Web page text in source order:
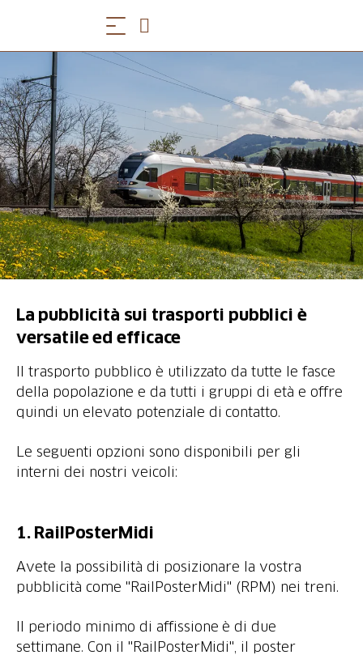
La pubblicità sui trasporti pubblici è
versatile ed efficace
Il trasporto pubblico è utilizzato da tutte le fasce
della popolazione e da tutti i gruppi di età e offre
quindi un elevato potenziale di contatto.
Le seguenti opzioni sono disponibili per gli
interni dei nostri veicoli:
1. RailPosterMidi
Avete la possibilità di posizionare la vostra
pubblicità come "RailPosterMidi" (RPM) nei treni.
Il periodo minimo di affissione è di due
settimane. Con il "RailPosterMidi", il poster